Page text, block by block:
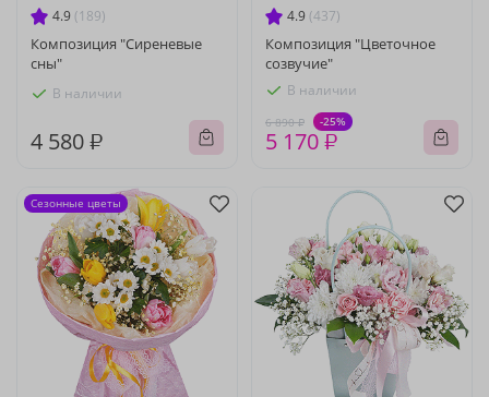
4.9 (189)
Композиция "Сиреневые
сны"
В наличии
4 580 ₽
4.9 (437)
Композиция "Цветочное
созвучие"
В наличии
6 890 ₽ -25%
5 170 ₽
Сезонные цветы